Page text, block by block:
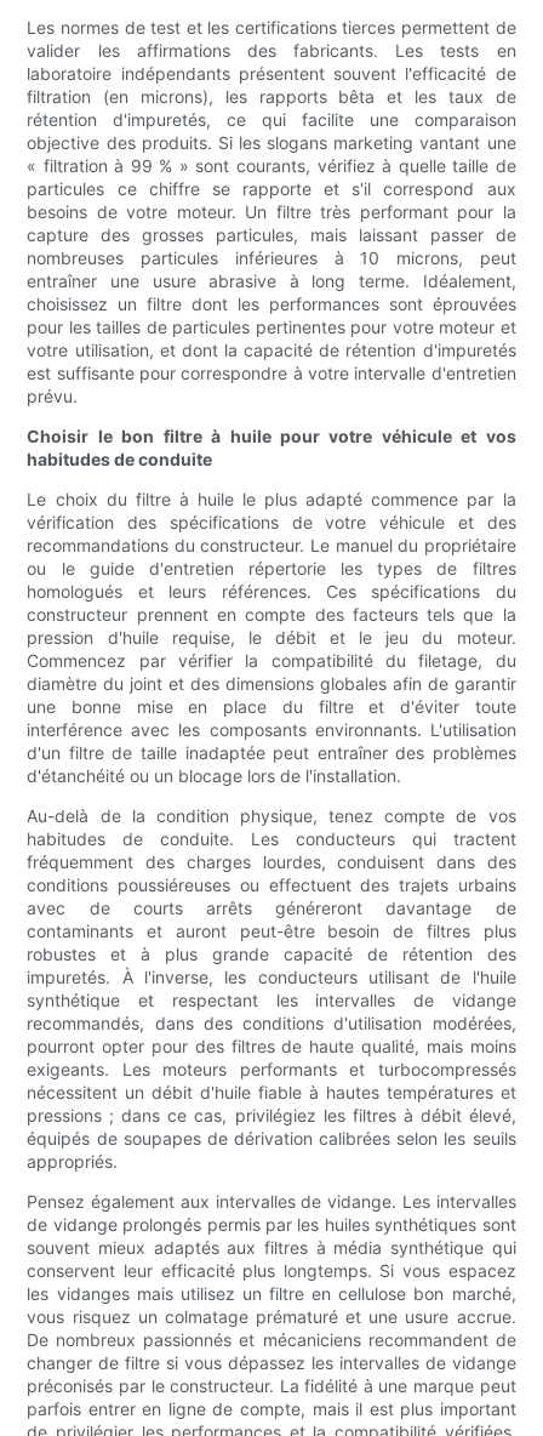
Les normes de test et les certifications tierces permettent de
valider les affirmations des fabricants. Les tests en
laboratoire indépendants présentent souvent l'efficacité de
filtration (en microns), les rapports bêta et les taux de
rétention d'impuretés, ce qui facilite une comparaison
objective des produits. Si les slogans marketing vantant une
« filtration à 99 % » sont courants, vérifiez à quelle taille de
particules ce chiffre se rapporte et s'il correspond aux
besoins de votre moteur. Un filtre très performant pour la
capture des grosses particules, mais laissant passer de
nombreuses particules inférieures à 10 microns, peut
entraîner une usure abrasive à long terme. Idéalement,
choisissez un filtre dont les performances sont éprouvées
pour les tailles de particules pertinentes pour votre moteur et
votre utilisation, et dont la capacité de rétention d'impuretés
est suffisante pour correspondre à votre intervalle d'entretien
prévu.
Choisir le bon filtre à huile pour votre véhicule et vos
habitudes de conduite
Le choix du filtre à huile le plus adapté commence par la
vérification des spécifications de votre véhicule et des
recommandations du constructeur. Le manuel du propriétaire
ou le guide d'entretien répertorie les types de filtres
homologués et leurs références. Ces spécifications du
constructeur prennent en compte des facteurs tels que la
pression d'huile requise, le débit et le jeu du moteur.
Commencez par vérifier la compatibilité du filetage, du
diamètre du joint et des dimensions globales afin de garantir
une bonne mise en place du filtre et d'éviter toute
interférence avec les composants environnants. L'utilisation
d'un filtre de taille inadaptée peut entraîner des problèmes
d'étanchéité ou un blocage lors de l'installation.
Au-delà de la condition physique, tenez compte de vos
habitudes de conduite. Les conducteurs qui tractent
fréquemment des charges lourdes, conduisent dans des
conditions poussiéreuses ou effectuent des trajets urbains
avec de courts arrêts généreront davantage de
contaminants et auront peut-être besoin de filtres plus
robustes et à plus grande capacité de rétention des
impuretés. À l'inverse, les conducteurs utilisant de l'huile
synthétique et respectant les intervalles de vidange
recommandés, dans des conditions d'utilisation modérées,
pourront opter pour des filtres de haute qualité, mais moins
exigeants. Les moteurs performants et turbocompressés
nécessitent un débit d'huile fiable à hautes températures et
pressions ; dans ce cas, privilégiez les filtres à débit élevé,
équipés de soupapes de dérivation calibrées selon les seuils
appropriés.
Pensez également aux intervalles de vidange. Les intervalles
de vidange prolongés permis par les huiles synthétiques sont
souvent mieux adaptés aux filtres à média synthétique qui
conservent leur efficacité plus longtemps. Si vous espacez
les vidanges mais utilisez un filtre en cellulose bon marché,
vous risquez un colmatage prématuré et une usure accrue.
De nombreux passionnés et mécaniciens recommandent de
changer de filtre si vous dépassez les intervalles de vidange
préconisés par le constructeur. La fidélité à une marque peut
parfois entrer en ligne de compte, mais il est plus important